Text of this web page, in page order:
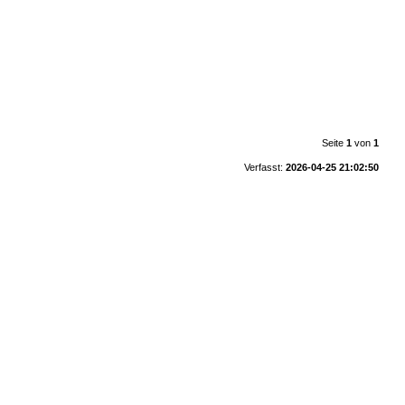
Seite 1von 1
Verfasst: 2026-04-25 21:02:50